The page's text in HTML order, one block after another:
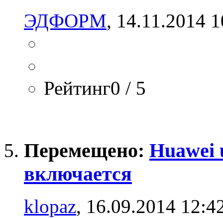
ЭДФОРМ, 14.11.2014
Рейтинг0 / 5
Перемещено: Huawei
включается
klopaz, 16.09.2014